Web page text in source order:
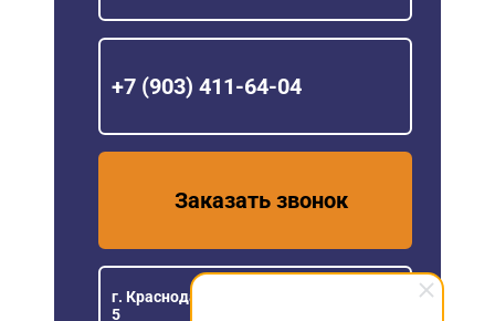
+7 (903) 411-64-04
Заказать звонок
г. Краснодар, ул. Уральская, 151/1, офис
5